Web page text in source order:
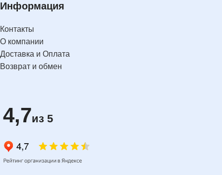
Информация
Контакты
О компании
Доставка и Оплата
Возврат и обмен
4,7из 5